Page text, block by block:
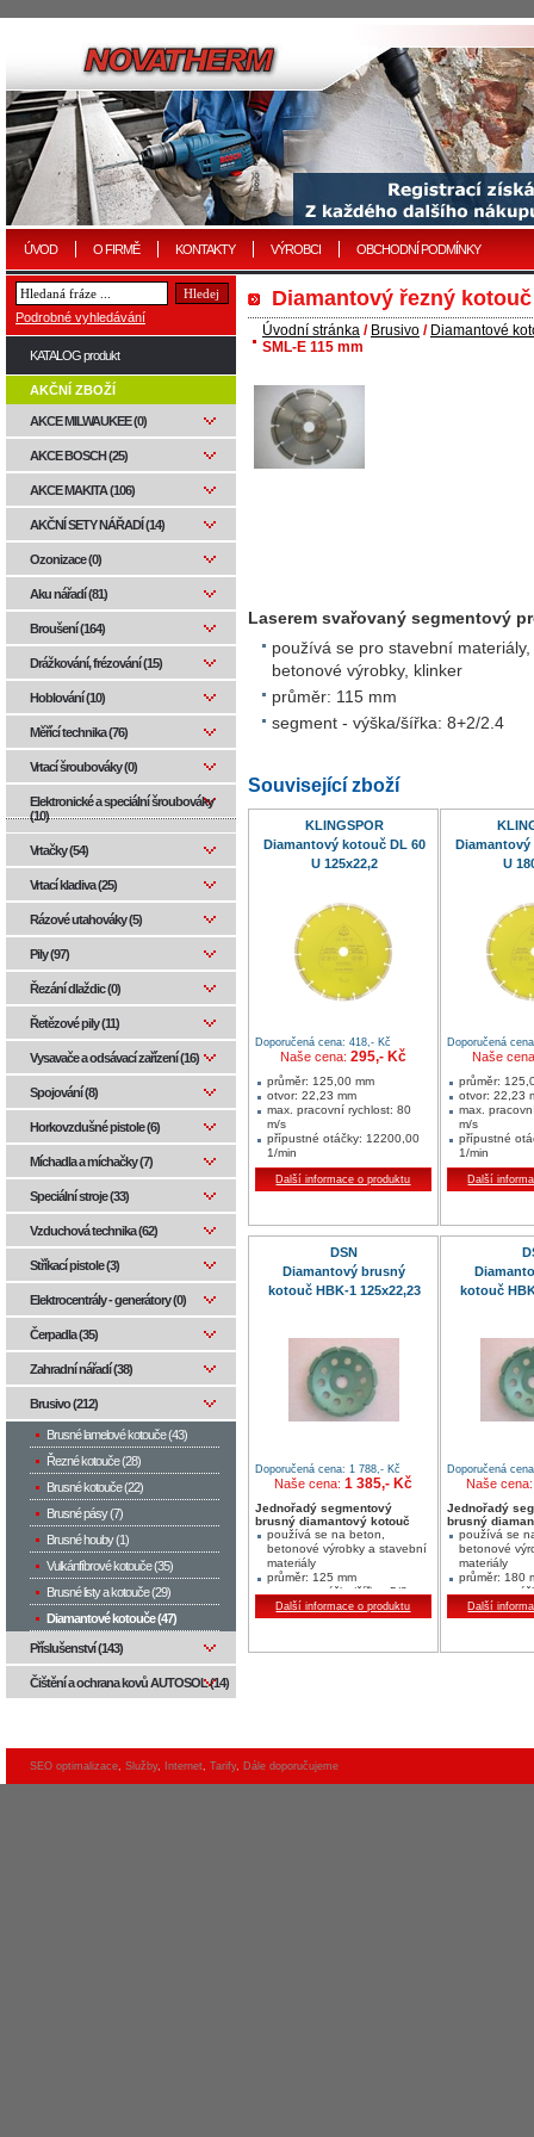
ÚVOD O FIRMĚ KONTAKTY VÝROBCI OBCHODNÍ PODMÍNKY
Diamantový řezný
Úvodní stránka / Brusivo / Diamantové
SML-E 115 mm
Laserem svařovaný segmentový
používá se pro stavební
betonové výrobky, klinker
průměr: 115 mm
segment - výška/šířka: 8+2/2.4
Související zboží
KLINGSPOR
Diamantový kotouč DL 60
U 125x22,2
Doporučená cena: 418,- Kč
Naše cena: 295,- Kč
průměr: 125,00 mm
otvor: 22,23 mm
max. pracovní rychlost: 80
m/s
přípustné otáčky: 12200,00
1/min
stroje: úhlová bruska
počet: 10
šířka: 2,00
rozměry v mm: 125X22,23
segment v mm: 10 / 2 / 7
jednotka balení:1
min. množství:1 ks
Vhodný pro mnohostranné
opracování nejrůznějších
Další informace o produktu
Diamantový
U
Doporučená
Naše
průměr:
otvor: 22,23
max.
m/s
přípustné
1/min
stroje:
počet: 10
šířka: 2,00
rozměry v
segment v
jednotka
min.
Vhodný pro
opracování
Další
DSN
Diamantový brusný
kotouč HBK-1 125x22,23
Doporučená cena: 1 788,- Kč
Naše cena: 1 385,- Kč
Jednořadý segmentový
brusný diamantový kotouč
používá se na beton,
betonové výrobky a stavební
materiály
průměr: 125 mm
segment: výška/šířka: 5/8
Další informace o produktu
kotouč
Doporučená
Naše
Jednořadý
brusný
používá se
betonové
materiály
průměr: 180
segment:
Další
Podrobné vyhledávání
KATALOG produkt
AKČNÍ ZBOŽÍ
AKCE MILWAUKEE (0)
AKCE BOSCH (25)
AKCE MAKITA (106)
AKČNÍ SETY NÁŘADÍ (14)
Ozonizace (0)
Aku nářadí (81)
Broušení (164)
Drážkování, frézování (15)
Hoblování (10)
Měřící technika (76)
Vrtací šroubováky (0)
Elektronické a speciální šroubováky
(10)
Vrtačky (54)
Vrtací kladiva (25)
Rázové utahováky (5)
Pily (97)
Řezání dlaždic (0)
Řetězové pily (11)
Vysavače a odsávací zařízení (16)
Spojování (8)
Horkovzdušné pistole (6)
Míchadla a míchačky (7)
Speciální stroje (33)
Vzduchová technika (62)
Stříkací pistole (3)
Elektrocentrály - generátory (0)
Čerpadla (35)
Zahradní nářadí (38)
Brusivo (212)
Brusné lamelové kotouče (43)
Řezné kotouče (28)
Brusné kotouče (22)
Brusné pásy (7)
Brusné houby (1)
Vulkánfíbrové kotouče (35)
Brusné listy a kotouče (29)
Diamantové kotouče (47)
Příslušenství (143)
Čištění a ochrana kovů AUTOSOL (14)
SEO optimalizace, Služby, Internet, Tarify, Dále doporučujeme